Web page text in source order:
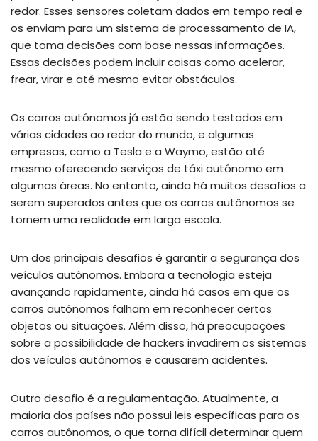
redor. Esses sensores coletam dados em tempo real e
os enviam para um sistema de processamento de IA,
que toma decisões com base nessas informações.
Essas decisões podem incluir coisas como acelerar,
frear, virar e até mesmo evitar obstáculos.
Os carros autônomos já estão sendo testados em
várias cidades ao redor do mundo, e algumas
empresas, como a Tesla e a Waymo, estão até
mesmo oferecendo serviços de táxi autônomo em
algumas áreas. No entanto, ainda há muitos desafios a
serem superados antes que os carros autônomos se
tornem uma realidade em larga escala.
Um dos principais desafios é garantir a segurança dos
veículos autônomos. Embora a tecnologia esteja
avançando rapidamente, ainda há casos em que os
carros autônomos falham em reconhecer certos
objetos ou situações. Além disso, há preocupações
sobre a possibilidade de hackers invadirem os sistemas
dos veículos autônomos e causarem acidentes.
Outro desafio é a regulamentação. Atualmente, a
maioria dos países não possui leis específicas para os
carros autônomos, o que torna difícil determinar quem